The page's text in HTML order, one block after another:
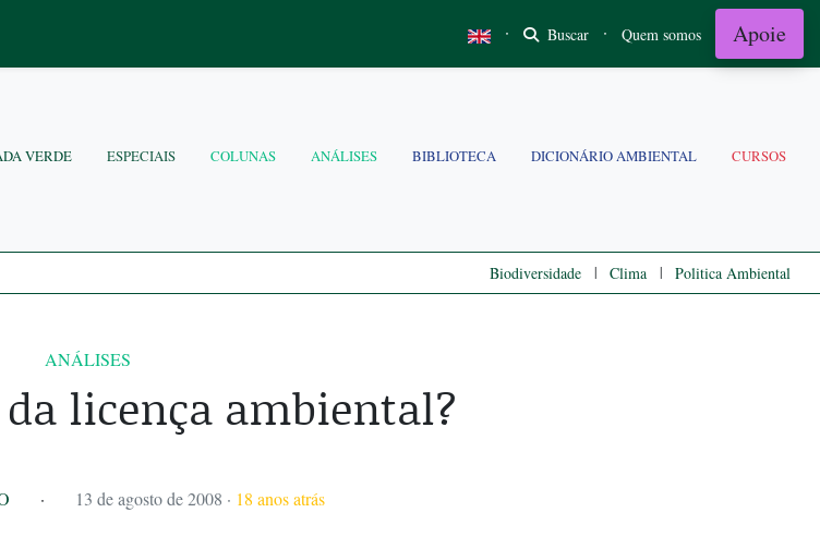
· Buscar · Quem somos Apoie
VERDE ESPECIAIS COLUNAS ANÁLISES BIBLIOTECA DICIONÁRIO AMBIENTAL CURSOS
Biodiversidade | Clima | Politica Ambiental
ANÁLISES
da licença ambiental?
· 13 de agosto de 2008 · 18 anos atrás